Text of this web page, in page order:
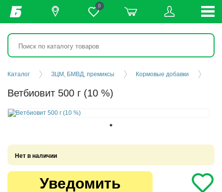
0
Каталог ЗЦМ, БМВД, премиксы Кормовые добавки
Ветбиовит 500 г (10 %)
Нет в наличии
Уведомить